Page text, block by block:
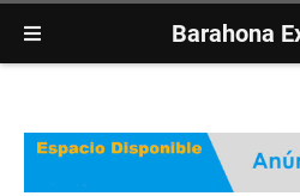
Barahona